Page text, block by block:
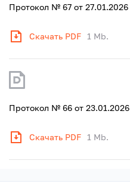
Протокол № 67 от 27.01.2026
Скачать PDF 1 Mb.
Протокол № 66 от 23.01.2026
Скачать PDF 1 Mb.